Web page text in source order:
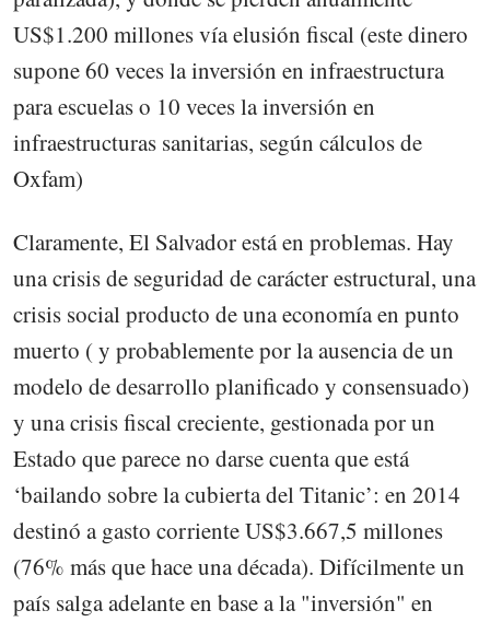
US$1.200 millones vía elusión fiscal (este dinero
supone 60 veces la inversión en infraestructura
para escuelas o 10 veces la inversión en
infraestructuras sanitarias, según cálculos de
Oxfam)
Claramente, El Salvador está en problemas. Hay
una crisis de seguridad de carácter estructural, una
crisis social producto de una economía en punto
muerto ( y probablemente por la ausencia de un
modelo de desarrollo planificado y consensuado)
y una crisis fiscal creciente, gestionada por un
Estado que parece no darse cuenta que está
‘bailando sobre la cubierta del Titanic’: en 2014
destinó a gasto corriente US$3.667,5 millones
(76% más que hace una década). Difícilmente un
país salga adelante en base a la "inversión" en